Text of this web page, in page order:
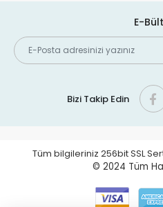
E-
Bizi Takip Edin
Tüm bilgileriniz 256bit SSL
© 2024 Tüm